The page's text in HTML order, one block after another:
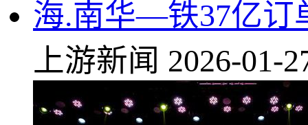
海.南华—铁37亿订
上游新闻 2026-01-